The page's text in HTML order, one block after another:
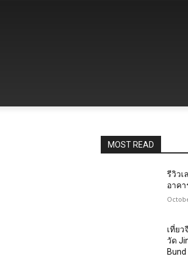
MOST READ
รีวิวเ
อาค
เที่ยว
วัด